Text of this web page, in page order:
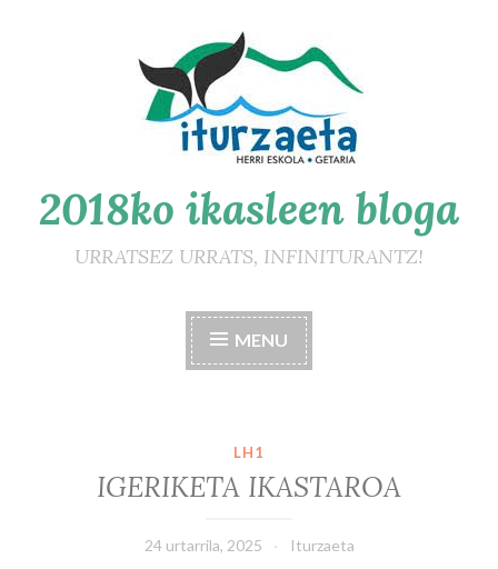
2018ko ikasleen bloga
URRATSEZ URRATS, INFINITURANTZ!
MENU
LH1
IGERIKETA IKASTAROA
24 urtarrila, 2025 Iturzaeta